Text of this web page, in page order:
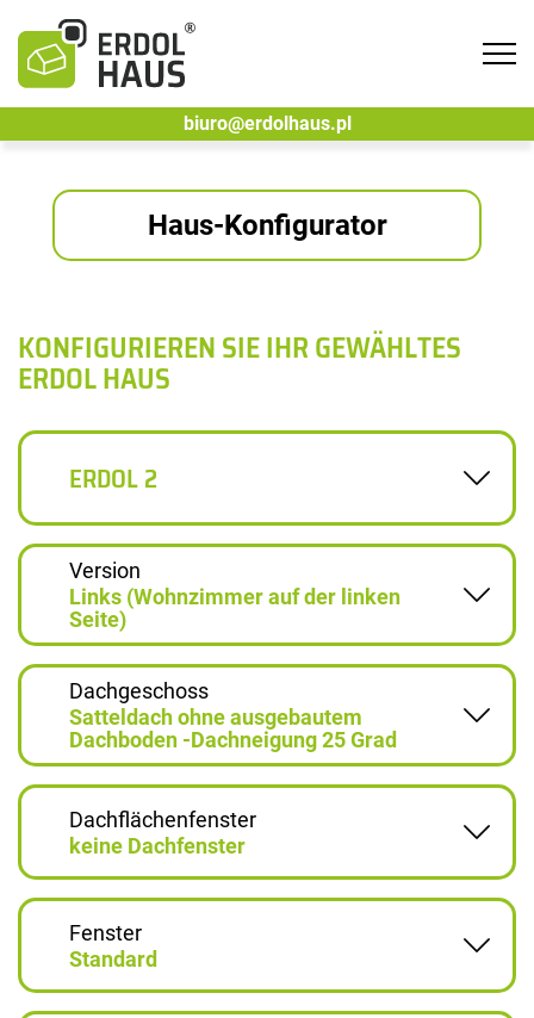
biuro@erdolhaus.pl
Haus-Konfigurator
KONFIGURIEREN SIE IHR GEWÄHLTES
ERDOL HAUS
ERDOL 2
Version
Links (Wohnzimmer auf der linken
Seite)
Dachgeschoss
Satteldach ohne ausgebautem
Dachboden -Dachneigung 25 Grad
Dachflächenfenster
keine Dachfenster
Fenster
Standard